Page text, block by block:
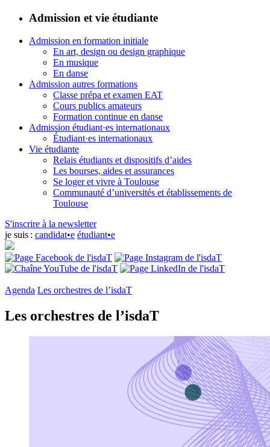
Admission et vie étudiante
Admission en formation initiale
En art, design ou design graphique
En musique
En danse
Admission autres formations
Classe prépa et examen EAT
Cours publics amateurs
Formation continue en danse
Admission étudiant·es internationaux
Étudiant·es internationaux
Vie étudiante
Relais étudiants et dispositifs d’aides
Les bourses, aides et assurances
Se loger et vivre à Toulouse
Communauté d’universités et établissements de
Toulouse
S'inscrire à la newsletter
je suis : candidat•e étudiant•e
Agenda Les orchestres de l’isdaT
Les orchestres de l’isdaT